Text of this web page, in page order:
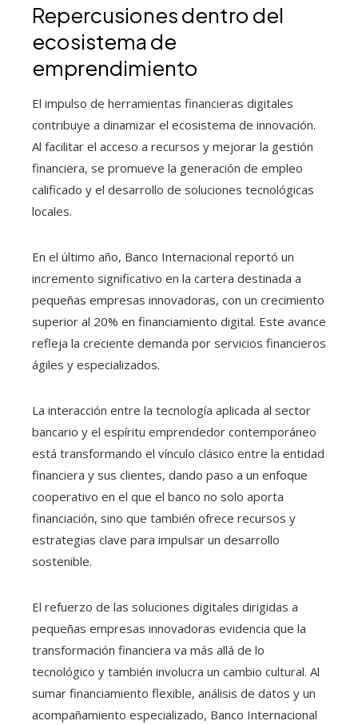
Repercusiones dentro del
ecosistema de
emprendimiento
El impulso de herramientas financieras digitales
contribuye a dinamizar el ecosistema de innovación.
Al facilitar el acceso a recursos y mejorar la gestión
financiera, se promueve la generación de empleo
calificado y el desarrollo de soluciones tecnológicas
locales.
En el último año, Banco Internacional reportó un
incremento significativo en la cartera destinada a
pequeñas empresas innovadoras, con un crecimiento
superior al 20% en financiamiento digital. Este avance
refleja la creciente demanda por servicios financieros
ágiles y especializados.
La interacción entre la tecnología aplicada al sector
bancario y el espíritu emprendedor contemporáneo
está transformando el vínculo clásico entre la entidad
financiera y sus clientes, dando paso a un enfoque
cooperativo en el que el banco no solo aporta
financiación, sino que también ofrece recursos y
estrategias clave para impulsar un desarrollo
sostenible.
El refuerzo de las soluciones digitales dirigidas a
pequeñas empresas innovadoras evidencia que la
transformación financiera va más allá de lo
tecnológico y también involucra un cambio cultural. Al
sumar financiamiento flexible, análisis de datos y un
acompañamiento especializado, Banco Internacional